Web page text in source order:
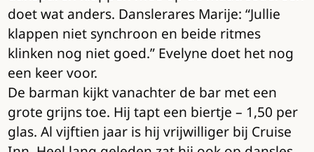
doet wat anders. Danslerares Marije: “Jullie
klappen niet synchroon en beide ritmes
klinken nog niet goed.” Evelyne doet het nog
een keer voor.
De barman kijkt vanachter de bar met een
grote grijns toe. Hij tapt een biertje – 1,50 per
glas. Al vijftien jaar is hij vrijwilliger bij Cruise